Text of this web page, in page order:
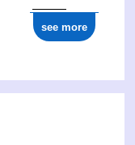
see more